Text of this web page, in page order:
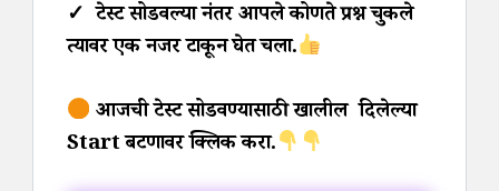
✓ टेस्ट सोडवल्या नंतर आपले कोणते प्रश्न चुकले
त्यावर एक नजर टाकून घेत चला.
आजची टेस्ट सोडवण्यासाठी खालील दिलेल्या
Start बटणावर क्लिक करा.